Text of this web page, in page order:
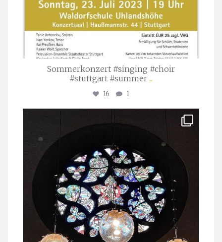
Sommerkonzert #singing #choir
#stuttgart #summer ...
16 1
Apr. 1